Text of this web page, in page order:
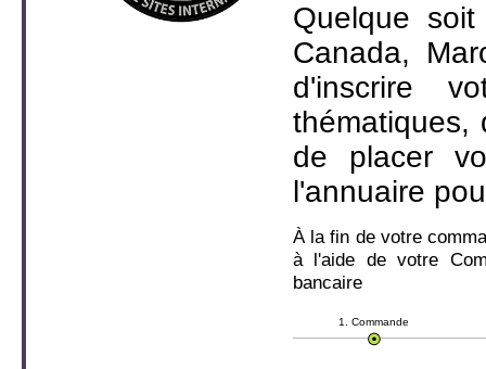
Quelque
Canada,
d'inscrire
thématiques,
de placer
l'annuaire
À la fin de votre
à l'aide de votre
bancaire
1. Commande